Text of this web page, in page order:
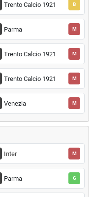
Trento Calcio 1921 B
Parma M
Trento Calcio 1921 M
Trento Calcio 1921 M
Venezia M
Inter M
Parma G